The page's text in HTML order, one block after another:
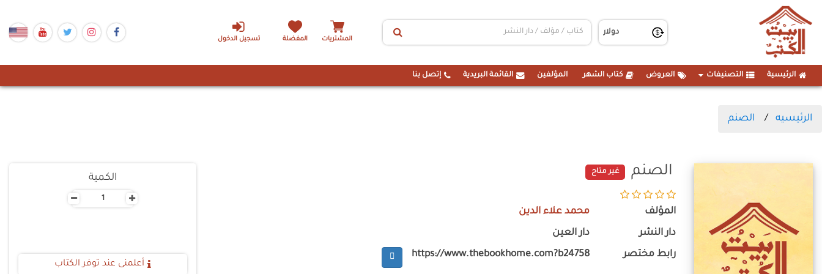
تسجيل الدخول المشتريات المفضلة
الرئيسية التصنيفات العروض كتاب الشهر المؤلفين القائمة البريدية إتصل بنا
الرئيسيه الصنم
الصنم غير متاح
المؤلف محمد علاء الدين
دار النشر دار العين
رابط مختصر https://www.thebookhome.com?b24758
الكمية
- +
أعلمنى عند توفر الكتاب